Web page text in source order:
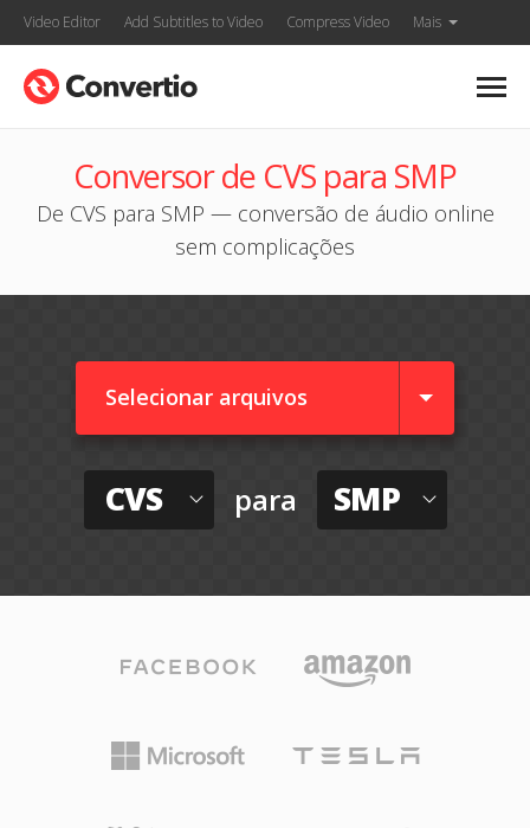
Video Editor Add Subtitles to Video Compress Video Mais
Conversor de CVS para SMP
De CVS para SMP — conversão de áudio online
sem complicações
Selecionar arquivos
CVS para SMP